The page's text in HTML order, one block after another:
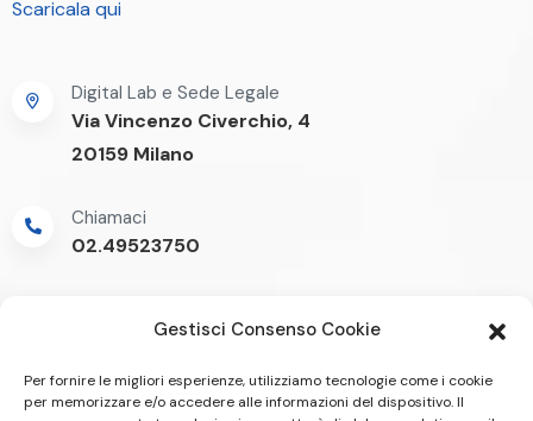
Gestisci Consenso Cookie
Per fornire le migliori esperienze, utilizziamo tecnologie come i cookie
per memorizzare e/o accedere alle informazioni del dispositivo. Il
Scaricala qui
Digital Lab e Sede Legale
Via Vincenzo Civerchio, 4
20159 Milano
Chiamaci
02.49523750